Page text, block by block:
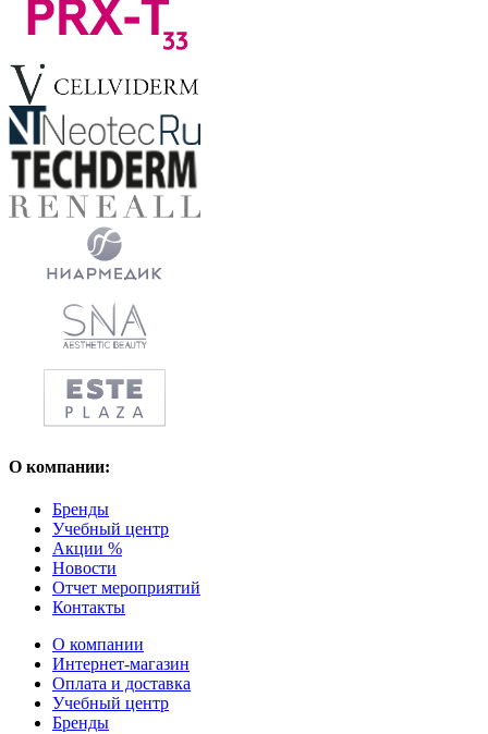
О компании:
Бренды
Учебный центр
Акции %
Новости
Отчет мероприятий
Контакты
О компании
Интернет-магазин
Оплата и доставка
Учебный центр
Бренды